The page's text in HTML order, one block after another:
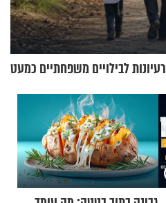
בלי להוציא מאות שקלים: 20 רעיונות לבילויים משפחתיים כמעט